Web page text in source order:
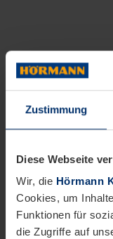
Zustimmung
Diese Webseite
Wir, die Hörmann
Cookies, um
Funktionen für
die Zugriffe auf